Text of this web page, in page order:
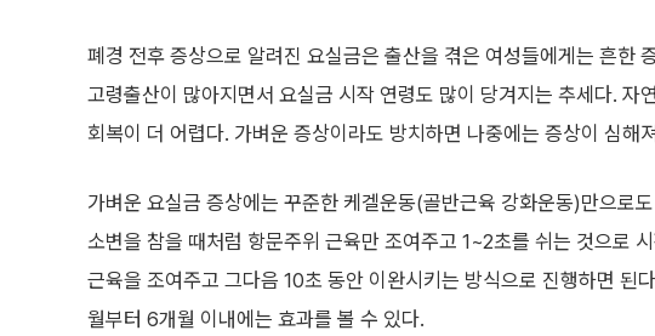
폐경 전후 증상으로 알려진 요실금은 출산을 겪은 여성들에게는 흔한
고령출산이 많아지면서 요실금 시작 연령도 많이 당겨지는 추세다.
회복이 더 어렵다. 가벼운 증상이라도 방치하면 나중에는 증상이 심해
가벼운 요실금 증상에는 꾸준한 케겔운동(골반근육 강화운동)만으로
소변을 참을 때처럼 항문주위 근육만 조여주고 1~2초를 쉬는 것으로
근육을 조여주고 그다음 10초 동안 이완시키는 방식으로 진행하면 된
월부터 6개월 이내에는 효과를 볼 수 있다.